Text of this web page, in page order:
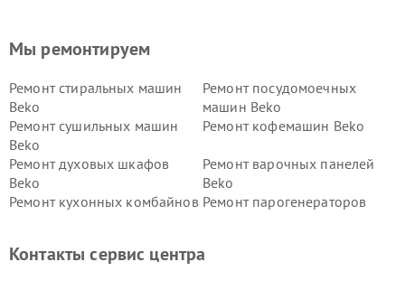
Мы ремонтируем
Ремонт стиральных машин
Beko
Ремонт посудомоечных
машин Beko
Ремонт сушильных машин
Beko
Ремонт кофемашин Beko
Ремонт духовых шкафов
Beko
Ремонт варочных панелей
Beko
Ремонт кухонных комбайнов Ремонт парогенераторов
Ремонт холодильников Beko Ремонт морозильных камер
Контакты сервис центра